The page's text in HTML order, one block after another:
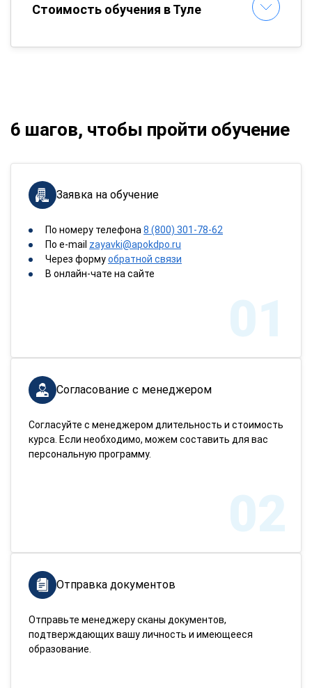
Стоимость обучения в Туле
6 шагов, чтобы пройти обучение
Заявка на обучение
По номеру телефона 8 (800) 301-78-62
По e-mail zayavki@apokdpo.ru
Через формуобратной связи
В онлайн-чате на сайте
01
Согласование с менеджером
Согласуйте с менеджером длительность и стоимость
курса. Если необходимо, можем составить для вас
персональную программу.
02
Отправка документов
Отправьте менеджеру сканы документов,
подтверждающих вашу личность и имеющееся
образование.